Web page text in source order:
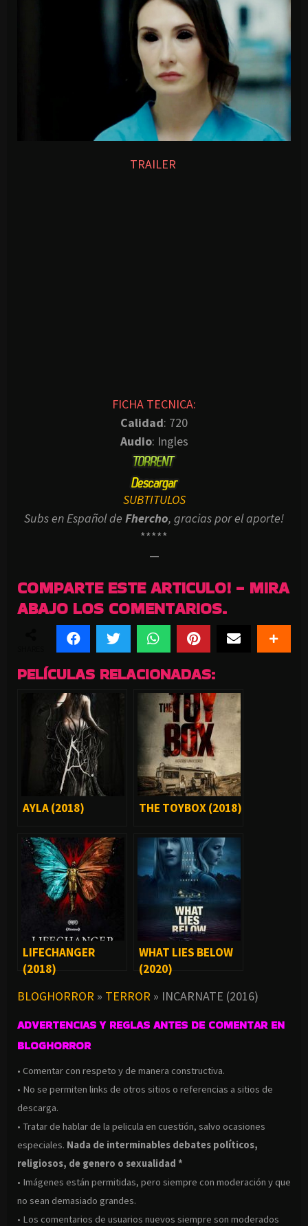
TRAILER
FICHA TECNICA:
Calidad: 720
Audio: Ingles
SUBTITULOS
Subs en Español de Fhercho, gracias por el aporte!
*****
—
COMPARTE ESTE ARTICULO! - MIRA
ABAJO LOS COMENTARIOS.
PELÍCULAS RELACIONADAS:
AYLA (2018) THE TOYBOX (2018)
LIFECHANGER
(2018)
WHAT LIES BELOW
(2020)
BLOGHORROR » TERROR » INCARNATE (2016)
ADVERTENCIAS Y REGLAS ANTES DE COMENTAR EN
BLOGHORROR
• Comentar con respeto y de manera constructiva.
• No se permiten links de otros sitios o referencias a sitios de
descarga.
• Tratar de hablar de la pelicula en cuestión, salvo ocasiones
especiales. Nada de interminables debates políticos,
religiosos, de genero o sexualidad *
• Imágenes están permitidas, pero siempre con moderación y que
no sean demasiado grandes.
• Los comentarios de usuarios nuevos siempre son moderados